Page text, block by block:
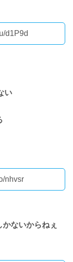
d1P9d
い
nhvsr
ないからねぇ